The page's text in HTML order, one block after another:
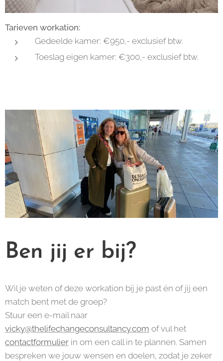
Tarieven workation:
Gedeelde kamer: €950,- exclusief btw.
Toeslag eigen kamer: €300,- exclusief btw.
Ben jij er bij?
Wil je weten of deze workation bij je past én of jij een
match bent met de groep?
Stuur een e-mail naar
vicky@thelifechangeconsultancy.com of vul het
contactformulier in om een call in te plannen. Samen
bespreken we jouw wensen en doelen, zodat je zeker